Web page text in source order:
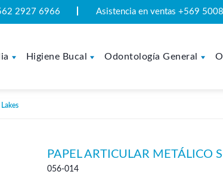
2927 6966 Asistencia en ventas +569
Higiene Bucal Odontología General
PAPEL ARTICULAR METÁLICO
056-014